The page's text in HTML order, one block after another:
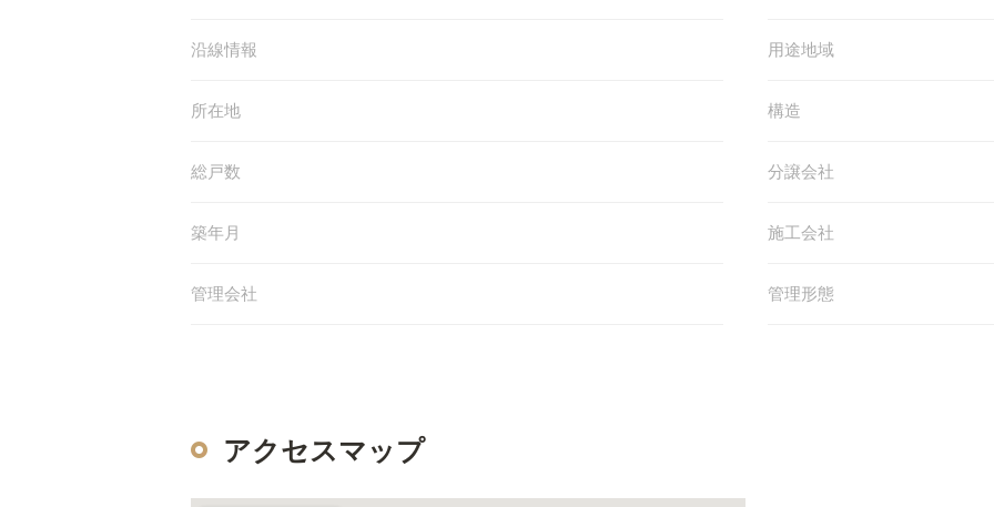
沿線情報
所在地
総戸数
築年月
管理会社
用途地域
構造
分譲会社
施工会社
管理形態
アクセスマップ